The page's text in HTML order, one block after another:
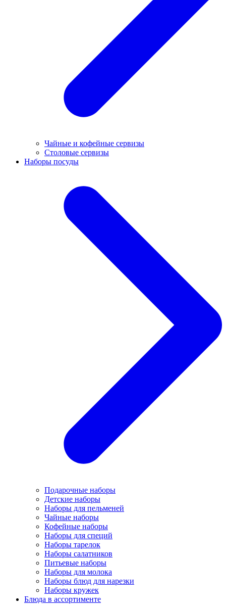
Чайные и кофейные сервизы
Столовые сервизы
Наборы посуды
Подарочные наборы
Детские наборы
Наборы для пельменей
Чайные наборы
Кофейные наборы
Наборы для специй
Наборы тарелок
Наборы салатников
Питьевые наборы
Наборы для молока
Наборы блюд для нарезки
Наборы кружек
Блюда в ассортименте